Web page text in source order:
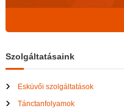
Szolgáltatásaink
Esküvői szolgáltatások
Tánctanfolyamok